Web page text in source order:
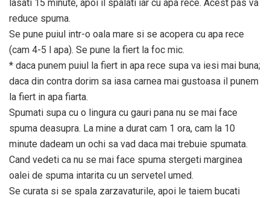
lasati 15 minute, apoi il spalati iar cu apa rece. Acest pas va
reduce spuma.
Se pune puiul intr-o oala mare si se acopera cu apa rece
(cam 4-5 l apa). Se pune la fiert la foc mic.
* daca punem puiul la fiert in apa rece supa va iesi mai buna;
daca din contra dorim sa iasa carnea mai gustoasa il punem
la fiert in apa fiarta.
Spumati supa cu o lingura cu gauri pana nu se mai face
spuma deasupra. La mine a durat cam 1 ora, cam la 10
minute dadeam un ochi sa vad daca mai trebuie spumata.
Cand vedeti ca nu se mai face spuma stergeti marginea
oalei de spuma intarita cu un servetel umed.
Se curata si se spala zarzavaturile, apoi le taiem bucati